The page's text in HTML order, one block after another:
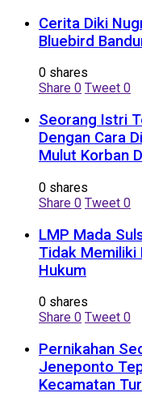
Cerita Diki
Bluebird
0 shares
Share 0 Tweet 0
Seorang Istri
Dengan Cara
Mulut Korban
0 shares
Share 0 Tweet 0
LMP Mada
Tidak Memiliki
Hukum
0 shares
Share 0 Tweet 0
Pernikahan
Jeneponto
Kecamatan